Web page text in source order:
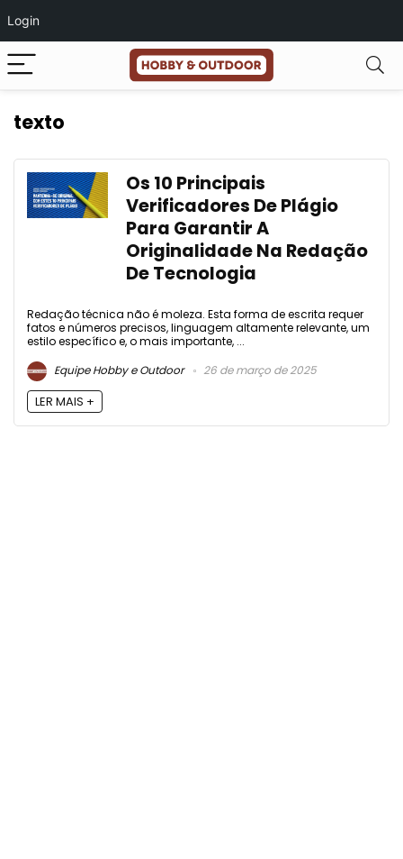
Login
texto
Os 10 Principais
Verificadores De Plágio
Para Garantir A
Originalidade Na Redação
De Tecnologia
Redação técnica não é moleza. Esta forma de escrita requer
fatos e números precisos, linguagem altamente relevante, um
estilo específico e, o mais importante, ...
Equipe Hobby e Outdoor
26 de março de 2025
LER MAIS +